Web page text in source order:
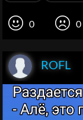
0 0
ROFL